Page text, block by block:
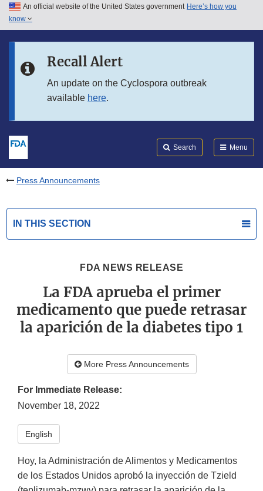
Skip to main content
Skip to in this section menu
An official website of the United States government Here’s how you
know
Recall Alert
An update on the Cyclospora outbreak
available here.
Search Menu
Press Announcements
IN THIS SECTION
FDA NEWS RELEASE
La FDA aprueba el primer
medicamento que puede retrasar
la aparición de la diabetes tipo 1
More Press Announcements
For Immediate Release:
November 18, 2022
English
Hoy, la Administración de Alimentos y Medicamentos
de los Estados Unidos aprobó la inyección de Tzield